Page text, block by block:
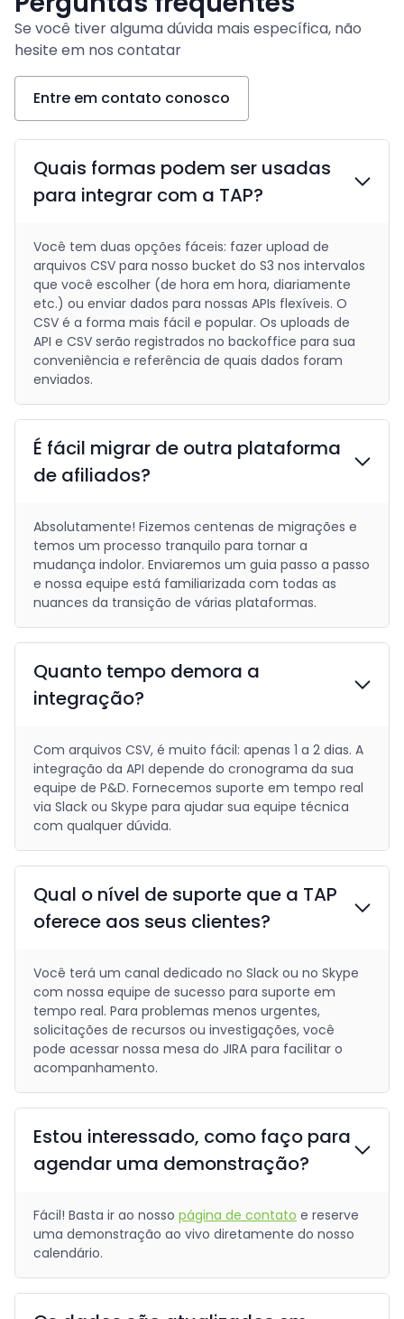
Se você tiver alguma dúvida mais específica, não
hesite em nos contatar
Entre em contato conosco
Quais formas podem ser usadas
para integrar com a TAP?
Você tem duas opções fáceis: fazer upload de
arquivos CSV para nosso bucket do S3 nos intervalos
que você escolher (de hora em hora, diariamente
etc.) ou enviar dados para nossas APIs flexíveis. O
CSV é a forma mais fácil e popular. Os uploads de
API e CSV serão registrados no backoffice para sua
conveniência e referência de quais dados foram
enviados.
É fácil migrar de outra plataforma
de afiliados?
Absolutamente! Fizemos centenas de migrações e
temos um processo tranquilo para tornar a
mudança indolor. Enviaremos um guia passo a passo
e nossa equipe está familiarizada com todas as
nuances da transição de várias plataformas.
Quanto tempo demora a
integração?
Com arquivos CSV, é muito fácil: apenas 1 a 2 dias. A
integração da API depende do cronograma da sua
equipe de P&D. Fornecemos suporte em tempo real
via Slack ou Skype para ajudar sua equipe técnica
com qualquer dúvida.
Qual o nível de suporte que a TAP
oferece aos seus clientes?
Você terá um canal dedicado no Slack ou no Skype
com nossa equipe de sucesso para suporte em
tempo real. Para problemas menos urgentes,
solicitações de recursos ou investigações, você
pode acessar nossa mesa do JIRA para facilitar o
acompanhamento.
Estou interessado, como faço para
agendar uma demonstração?
Fácil! Basta ir ao nosso página de contato e reserve
uma demonstração ao vivo diretamente do nosso
calendário.